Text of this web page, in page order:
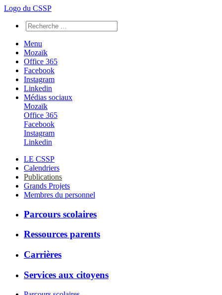
Logo du CSSP
Menu
Mozaïk
Office 365
Facebook
Instagram
Linkedin
Médias sociaux
Mozaïk
Office 365
Facebook
Instagram
Linkedin
LE CSSP
Calendriers
Publications
Grands Projets
Membres du personnel
Parcours scolaires
Ressources parents
Carrières
Services aux citoyens